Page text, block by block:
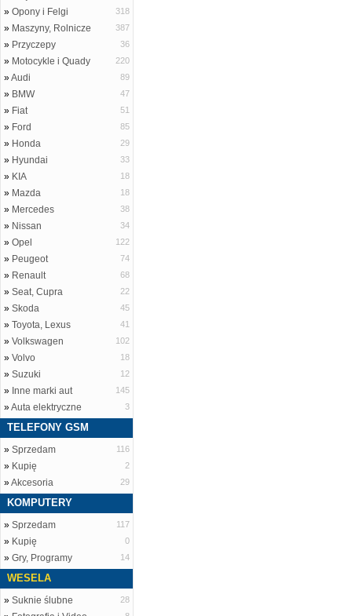
» Opony i Felgi 318
» Maszyny, Rolnicze 387
» Przyczepy 36
» Motocykle i Quady 220
»Audi 89
» BMW 47
» Fiat 51
» Ford 85
» Honda 29
» Hyundai 33
» KIA 18
» Mazda 18
» Mercedes 38
» Nissan 34
» Opel 122
» Peugeot 74
» Renault 68
» Seat, Cupra 22
» Skoda 45
» Toyota, Lexus 41
» Volkswagen 102
» Volvo 18
» Suzuki 12
» Inne marki aut 145
»Auta elektryczne 3
TELEFONY GSM
» Sprzedam 116
» Kupię 2
»Akcesoria 29
KOMPUTERY
» Sprzedam 117
» Kupię 0
» Gry, Programy 14
WESELA
» Suknie ślubne 28